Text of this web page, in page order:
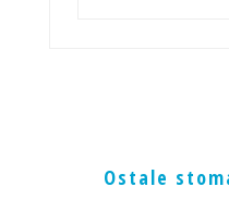
Ostale